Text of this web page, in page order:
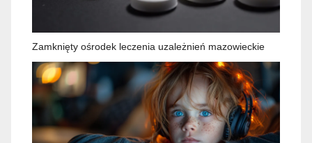
Zamknięty ośrodek leczenia uzależnień mazowieckie